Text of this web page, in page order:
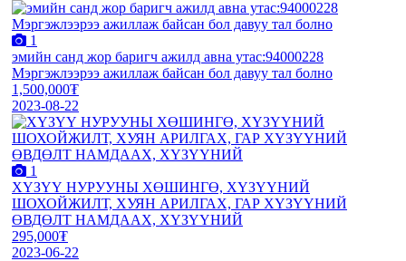
1
эмийн санд жор баригч ажилд авна утас:94000228
Мэргэжлээрээ ажиллаж байсан бол давуу тал болно
1,500,000₮
2023-08-22
1
ХҮЗҮҮ НУРУУНЫ ХӨШИНГӨ, ХҮЗҮҮНИЙ
ШОХОЙЖИЛТ, ХУЯН АРИЛГАХ, ГАР ХҮЗҮҮНИЙ
ӨВДӨЛТ НАМДААХ, ХҮЗҮҮНИЙ
295,000₮
2023-06-22